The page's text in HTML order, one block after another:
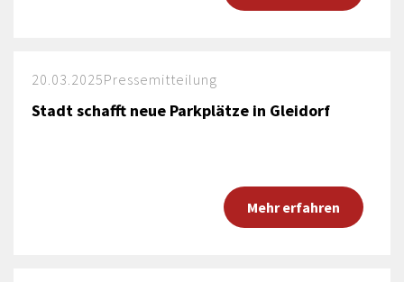
20.03.2025Pressemitteilung
Stadt schafft neue Parkplätze in Gleidorf
Mehr erfahren